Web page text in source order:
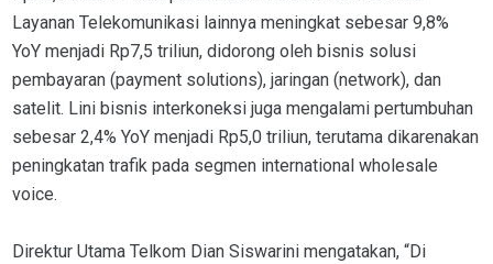
Layanan Telekomunikasi lainnya meningkat sebesar 9,8%
YoY menjadi Rp7,5 triliun, didorong oleh bisnis solusi
pembayaran (payment solutions), jaringan (network), dan
satelit. Lini bisnis interkoneksi juga mengalami pertumbuhan
sebesar 2,4% YoY menjadi Rp5,0 triliun, terutama dikarenakan
peningkatan trafik pada segmen international wholesale
voice.
Direktur Utama Telkom Dian Siswarini mengatakan, “Di